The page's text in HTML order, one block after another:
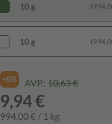
10 g
10 g
-6% AVP: 10,63 €
9,94 €
994,00 € / 1 kg